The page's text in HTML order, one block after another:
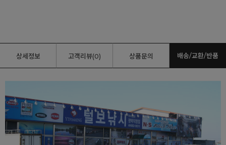
상세정보 고객리뷰(0) 상품문의 배송/교환/반품